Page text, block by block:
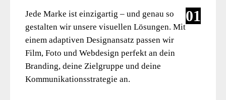
01
Jede Marke ist einzigartig – und genau so
gestalten wir unsere visuellen Lösungen. Mit
einem adaptiven Designansatz passen wir
Film, Foto und Webdesign perfekt an dein
Branding, deine Zielgruppe und deine
Kommunikationsstrategie an.